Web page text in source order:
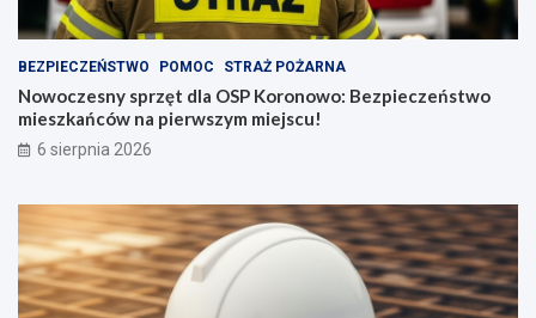
BEZPIECZEŃSTWO POMOC STRAŻ POŻARNA
Nowoczesny sprzęt dla OSP Koronowo: Bezpieczeństwo
mieszkańców na pierwszym miejscu!
6 sierpnia 2026